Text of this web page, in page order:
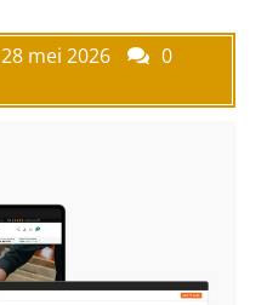
28 mei 2026
0